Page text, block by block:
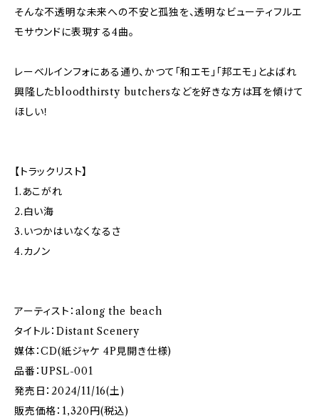
そんな不透明な未来への不安と孤独を、透明なビューティフルエ
モサウンドに表現する4曲。
レーベルインフォにある通り、かつて「和エモ」「邦エモ」とよばれ
興隆したbloodthirsty butchersなどを好きな方は耳を傾けて
ほしい！
【トラックリスト】
1.あこがれ
2.白い海
3.いつかはいなくなるさ
4.カノン
アーティスト：along the beach
タイトル：Distant Scenery
媒体：CD(紙ジャケ 4P見開き仕様)
品番：UPSL-001
発売日：2024/11/16(土)
販売価格：1,320円(税込)